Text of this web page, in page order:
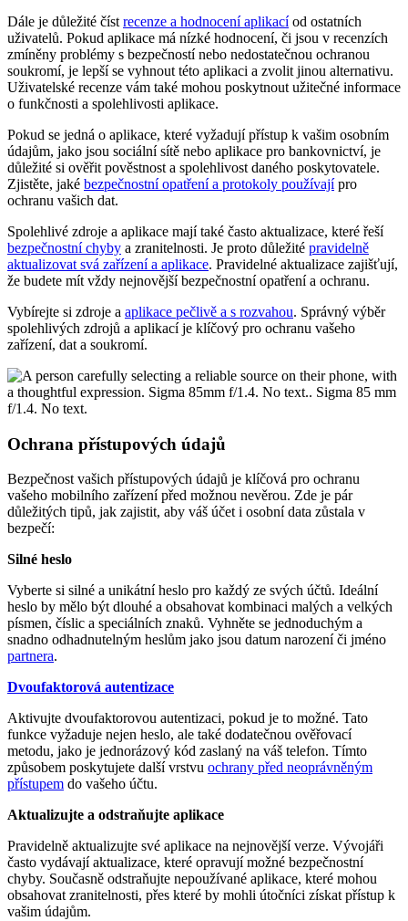
Dále je důležité číst recenze a hodnocení aplikacíod ostatních
uživatelů. Pokud aplikace má nízké hodnocení, či jsou v recenzích
zmíněny problémy s bezpečností nebo nedostatečnou ochranou
soukromí, je lepší se vyhnout této aplikaci a zvolit jinou alternativu.
Uživatelské recenze vám také mohou poskytnout užitečné informace
o funkčnosti a spolehlivosti aplikace.
Pokud se jedná o aplikace, které vyžadují přístup k vašim osobním
údajům, jako jsou sociální sítě nebo aplikace pro bankovnictví, je
důležité si ověřit pověstnost a spolehlivost daného poskytovatele.
Zjistěte, jaké bezpečnostní opatření a protokoly používajípro
ochranu vašich dat.
Spolehlivé zdroje a aplikace mají také často aktualizace, které řeší
bezpečnostní chyby a zranitelnosti. Je proto důležité pravidelně
aktualizovat svá zařízení a aplikace. Pravidelné aktualizace zajišťují,
že budete mít vždy nejnovější bezpečnostní opatření a ochranu.
Vybírejte si zdroje a aplikace pečlivě a s rozvahou. Správný výběr
spolehlivých zdrojů a aplikací je klíčový pro ochranu vašeho
zařízení, dat a soukromí.
Ochrana přístupových údajů
Bezpečnost vašich přístupových údajů je klíčová pro ochranu
vašeho mobilního zařízení před možnou nevěrou. Zde je pár
důležitých tipů, jak zajistit, aby váš účet i osobní data zůstala v
bezpečí:
Silné heslo
Vyberte si silné a unikátní heslo pro každý ze svých účtů. Ideální
heslo by mělo být dlouhé a obsahovat kombinaci malých a velkých
písmen, číslic a speciálních znaků. Vyhněte se jednoduchým a
snadno odhadnutelným heslům jako jsou datum narození či jméno
partnera.
Dvoufaktorová autentizace
Aktivujte dvoufaktorovou autentizaci, pokud je to možné. Tato
funkce vyžaduje nejen heslo, ale také dodatečnou ověřovací
metodu, jako je jednorázový kód zaslaný na váš telefon. Tímto
způsobem poskytujete další vrstvu ochrany před neoprávněným
přístupem do vašeho účtu.
Aktualizujte a odstraňujte aplikace
Pravidelně aktualizujte své aplikace na nejnovější verze. Vývojáři
často vydávají aktualizace, které opravují možné bezpečnostní
chyby. Současně odstraňujte nepoužívané aplikace, které mohou
obsahovat zranitelnosti, přes které by mohli útočníci získat přístup k
vašim údajům.